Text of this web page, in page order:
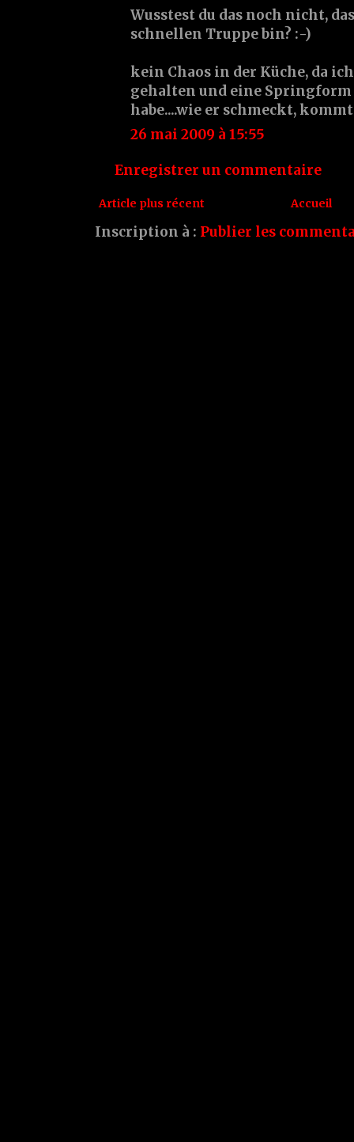
Wusstest du das noch nicht,
schnellen Truppe bin? :-)
kein Chaos in der Küche, da
gehalten und eine
habe....wie er schmeckt,
26 mai 2009 à 15:55
Enregistrer un commentaire
Article plus récent Accueil
Inscription à : Publier les